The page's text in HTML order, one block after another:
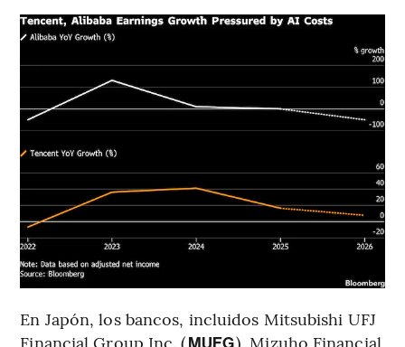
En Japón, los bancos, incluidos Mitsubishi UFJ
Financial Group Inc. (
), Mizuho Financial